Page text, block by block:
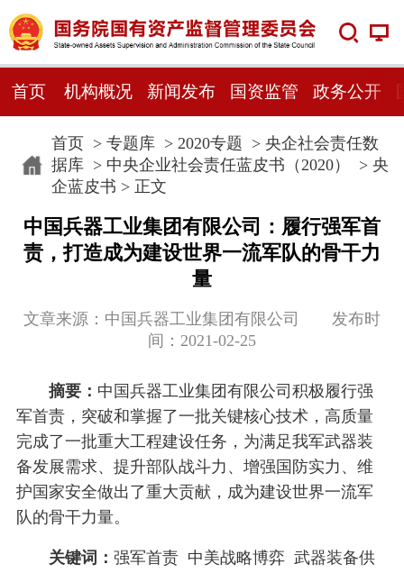
首页 机构概况 新闻发布 国资监管 政务公开
首页> 专题库> 2020专题 > 央企社会责任数
据库> 中央企业社会责任蓝皮书（2020） > 央
企蓝皮书 > 正文
中国兵器工业集团有限公司：履行强军首
责，打造成为建设世界一流军队的骨干力
量
文章来源：中国兵器工业集团有限公司 发布时
间：2021-02-25
摘要： 中国兵器工业集团有限公司积极履行强
军首责，突破和掌握了一批关键核心技术，高质量
完成了一批重大工程建设任务，为满足我军武器装
备发展需求、提升部队战斗力、增强国防实力、维
护国家安全做出了重大贡献，成为建设世界一流军
队的骨干力量。
关键词： 强军首责 中美战略博弈 武器装备供